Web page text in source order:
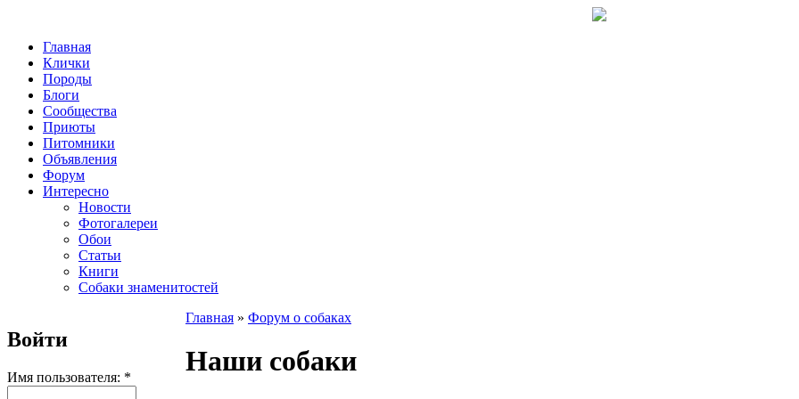
Главная
Клички
Породы
Блоги
Сообщества
Приюты
Питомники
Объявления
Форум
Интересно
Новости
Фотогалереи
Обои
Статьи
Книги
Собаки знаменитостей
Войти
Имя пользователя: *
Главная » Форум о собаках
Наши собаки